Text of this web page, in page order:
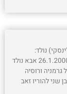
נולד:
9.9.1907 נפטר: 26.1.2000 אבא נולד
גרמניה ורוסיה
שני להוריו זאב